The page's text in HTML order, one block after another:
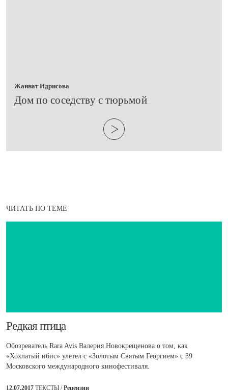
Жаннат Идрисова
​Дом по соседству с тюрьмой
ЧИТАТЬ ПО ТЕМЕ
​Редкая птица
Обозреватель Rara Avis Валерия Новокрещенова о том, как
«Хохлатый ибис» улетел с «Золотым Святым Георгием» с 39
Московского международного кинофестиваля.
12.07.2017 ТЕКСТЫ /Рецензии